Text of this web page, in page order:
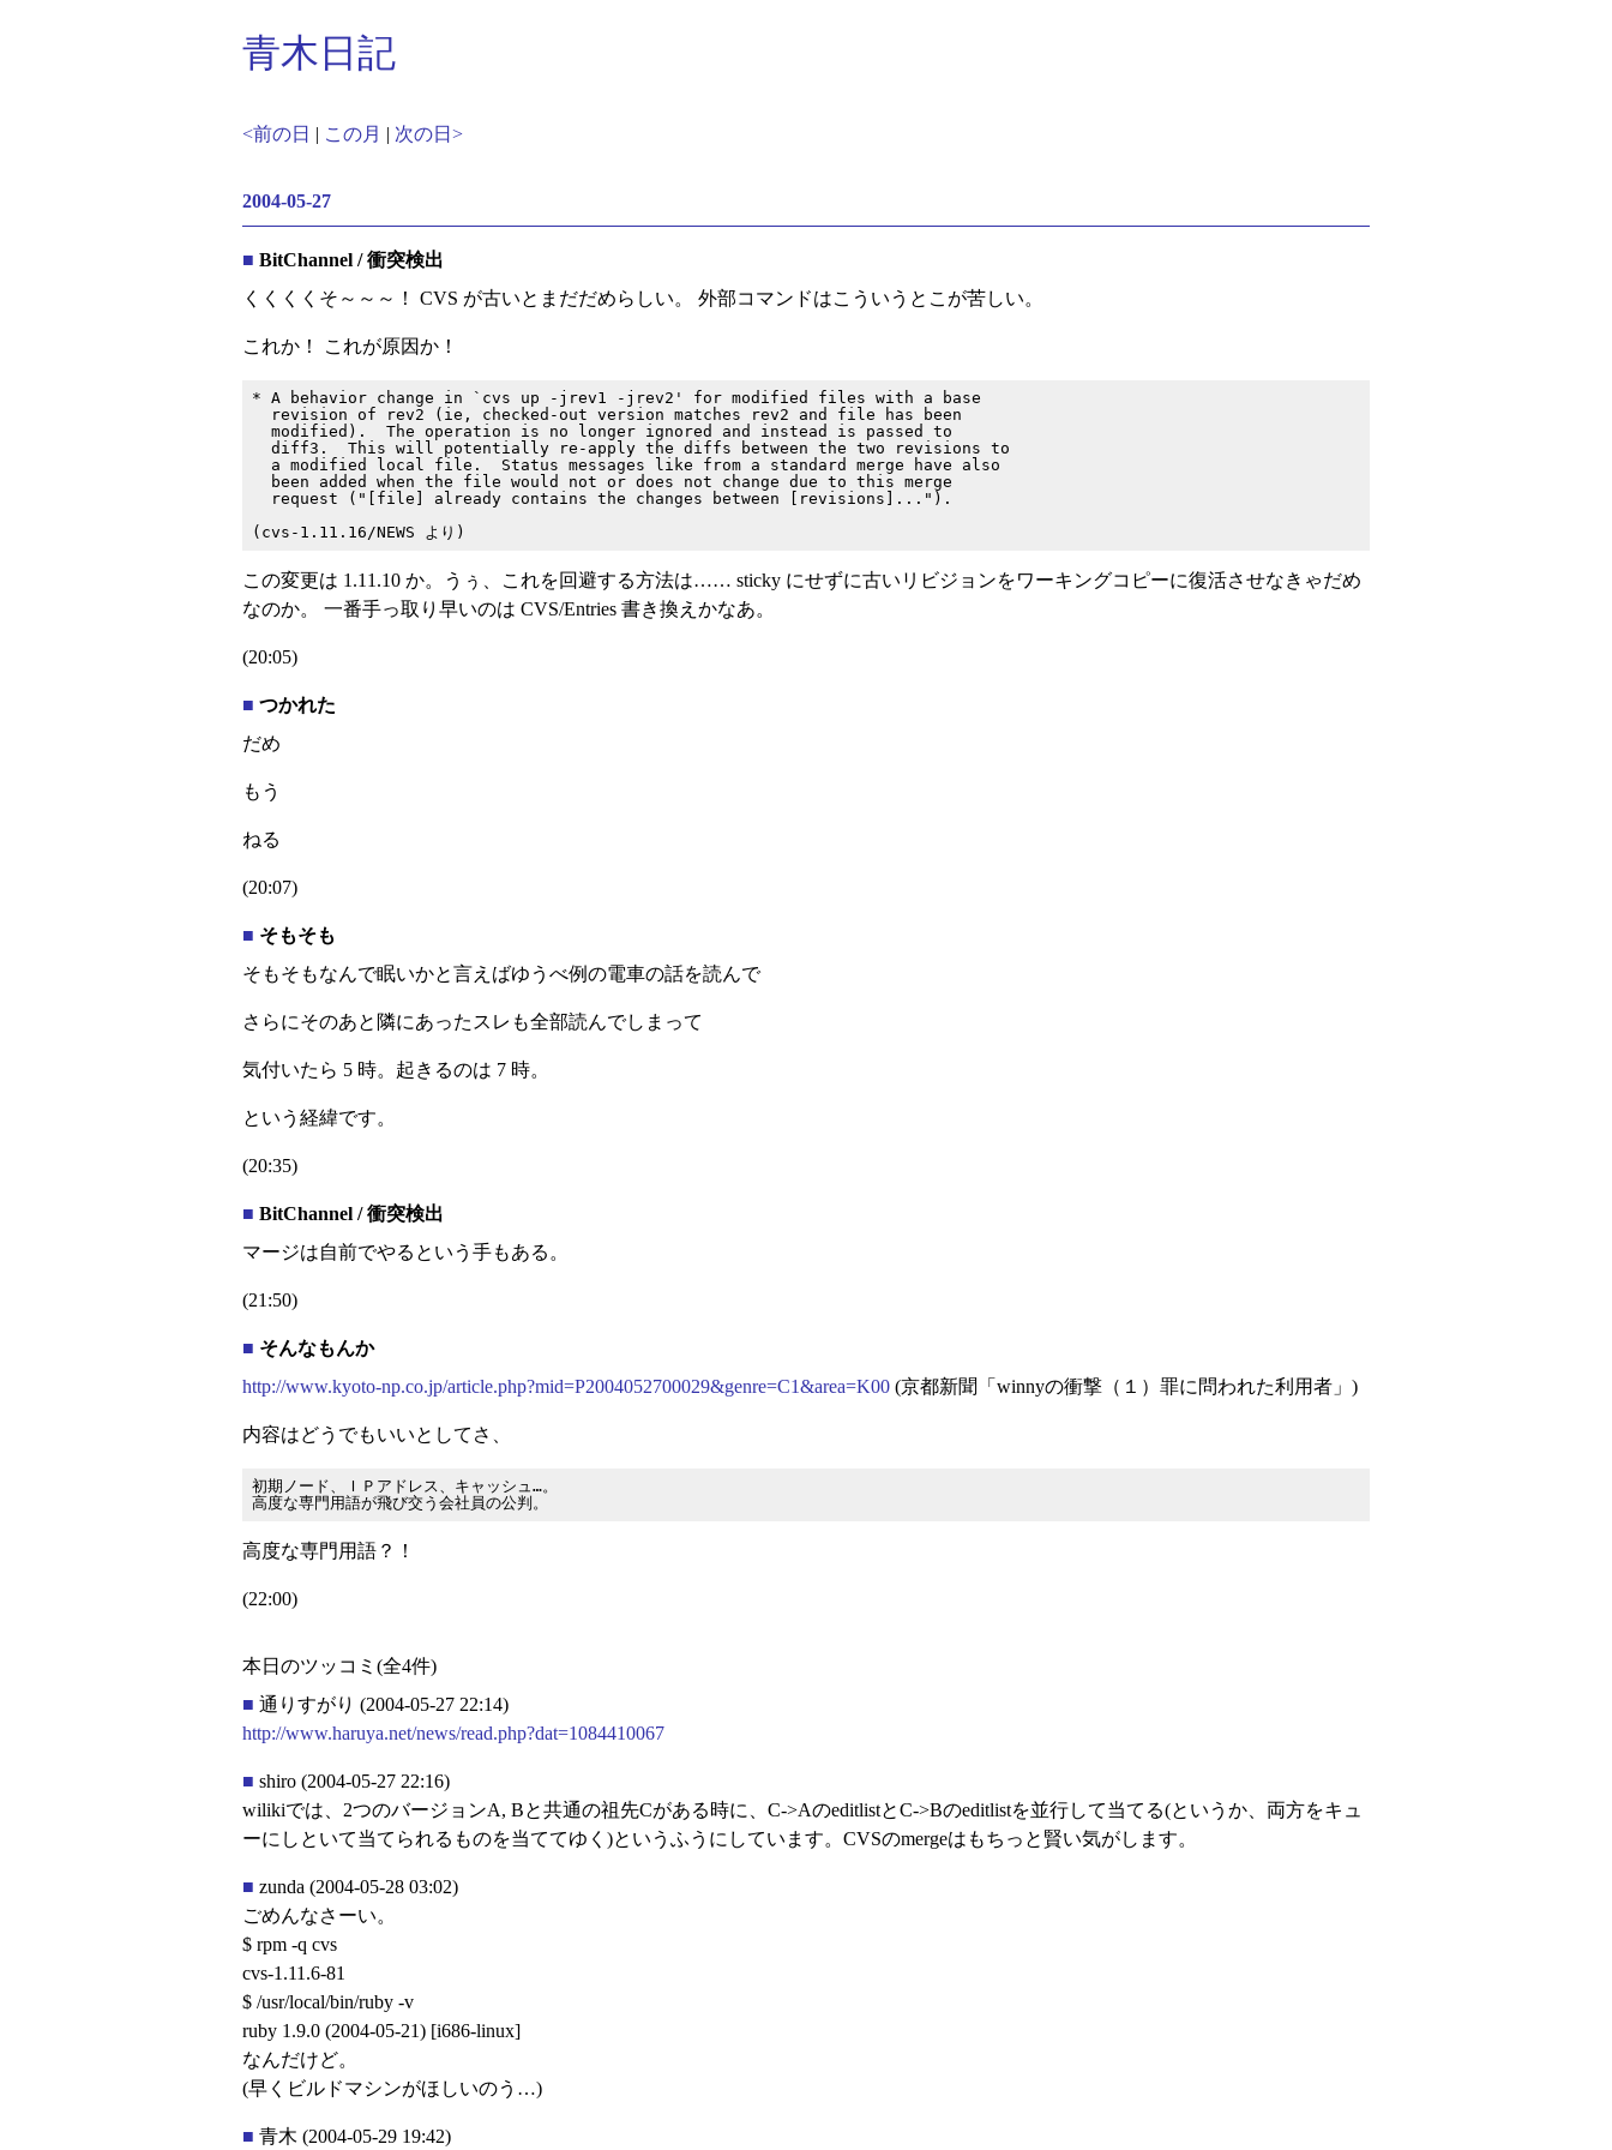
青木日記
<前の日 | この月 | 次の日>
2004-05-27
■ BitChannel / 衝突検出
くくくくそ～～～！ CVS が古いとまだだめらしい。 外部コマンドはこういうとこが苦しい。
これか！ これが原因か！
* A behavior change in `cvs up -jrev1 -jrev2' for modified files with a base
  revision of rev2 (ie, checked-out version matches rev2 and file has been
  modified).  The operation is no longer ignored and instead is passed to
  diff3.  This will potentially re-apply the diffs between the two revisions to
  a modified local file.  Status messages like from a standard merge have also
  been added when the file would not or does not change due to this merge
  request ("[file] already contains the changes between [revisions]...").
この変更は 1.11.10 か。うぅ、これを回避する方法は…… sticky にせずに古いリビジョンをワーキングコピーに復活させなきゃだめ
なのか。 一番手っ取り早いのは CVS/Entries 書き換えかなあ。
(20:05)
■ つかれた
だめ
もう
ねる
(20:07)
■ そもそも
そもそもなんで眠いかと言えばゆうべ例の電車の話を読んで
さらにそのあと隣にあったスレも全部読んでしまって
気付いたら 5 時。起きるのは 7 時。
という経緯です。
(20:35)
■ BitChannel / 衝突検出
マージは自前でやるという手もある。
(21:50)
■ そんなもんか
http://www.kyoto-np.co.jp/article.php?mid=P2004052700029&genre=C1&area=K00(京都新聞「winnyの衝撃（１）罪に問われた利用者」)
内容はどうでもいいとしてさ、
初期ノード、ＩＰアドレス、キャッシュ…。
高度な専門用語？！
(22:00)
本日のツッコミ(全4件)
■ 通りすがり (2004-05-27 22:14)
http://www.haruya.net/news/read.php?dat=1084410067
■ shiro (2004-05-27 22:16)
wilikiでは、2つのバージョンA, Bと共通の祖先Cがある時に、C->AのeditlistとC->Bのeditlistを並行して当てる(というか、両方をキュ
ーにしといて当てられるものを当ててゆく)というふうにしています。CVSのmergeはもちっと賢い気がします。
■ zunda (2004-05-28 03:02)
ごめんなさーい。
$ rpm -q cvs
cvs-1.11.6-81
$ /usr/local/bin/ruby -v
ruby 1.9.0 (2004-05-21) [i686-linux]
なんだけど。
(早くビルドマシンがほしいのう…)
■ 青木 (2004-05-29 19:42)